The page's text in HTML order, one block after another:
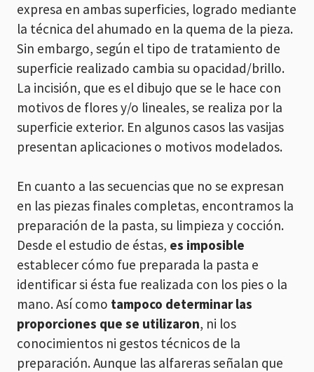
expresa en ambas superficies, logrado mediante
la técnica del ahumado en la quema de la pieza.
Sin embargo, según el tipo de tratamiento de
superficie realizado cambia su opacidad/brillo.
La incisión, que es el dibujo que se le hace con
motivos de flores y/o lineales, se realiza por la
superficie exterior. En algunos casos las vasijas
presentan aplicaciones o motivos modelados.
En cuanto a las secuencias que no se expresan
en las piezas finales completas, encontramos la
preparación de la pasta, su limpieza y cocción.
Desde el estudio de éstas, es imposible
establecer cómo fue preparada la pasta e
identificar si ésta fue realizada con los pies o la
mano. Así como tampoco determinar las
proporciones que se utilizaron, ni los
conocimientos ni gestos técnicos de la
preparación. Aunque las alfareras señalan que